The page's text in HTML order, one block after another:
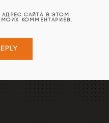
САЙТА В ЭТОМ
КОММЕНТАРИЕВ.